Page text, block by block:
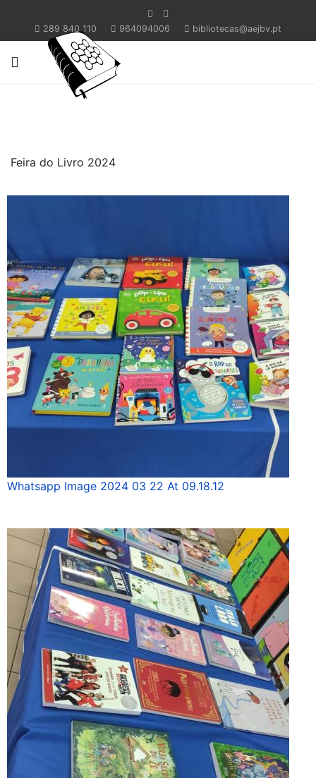
289 840 110 964094006 bibliotecas@aejbv.pt
Feira do Livro 2024
Whatsapp Image 2024 03 22 At 09.18.12